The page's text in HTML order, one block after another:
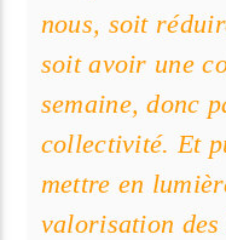
nous, soit
soit avoir une
semaine, donc
collectivité. Et
mettre en
valorisation des